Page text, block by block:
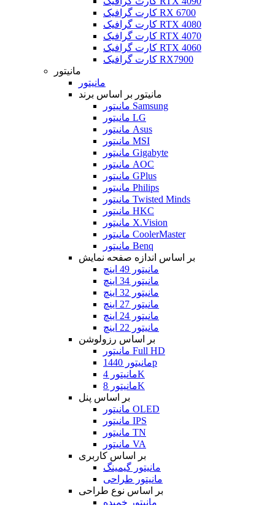
کارت گرافیک RX 6700
کارت گرافیک RTX 4080
کارت گرافیک RTX 4070
کارت گرافیک RTX 4060
کارت گرافیک RX7900
مانیتور
مانیتور
مانیتور بر اساس برند
مانیتور Samsung
مانیتور LG
مانیتور Asus
مانیتور MSI
مانیتور Gigabyte
مانیتور AOC
مانیتور GPlus
مانیتور Philips
مانیتور Twisted Minds
مانیتور HKC
مانیتور X.Vision
مانیتور CoolerMaster
مانیتور Benq
بر اساس اندازه صفحه نمایش
مانیتور 49 اینچ
مانیتور 34 اینچ
مانیتور 32 اینچ
مانیتور 27 اینچ
مانیتور 24 اینچ
مانیتور 22 اینچ
بر اساس رزولوشن
مانیتور Full HD
مانیتور 1440p
مانیتور 4K
مانیتور 8K
بر اساس پنل
مانیتور OLED
مانیتور IPS
مانیتور TN
مانیتور VA
بر اساس کاربری
مانیتور گیمینگ
مانیتور طراحی
بر اساس نوع طراحی
مانیتور خمیده